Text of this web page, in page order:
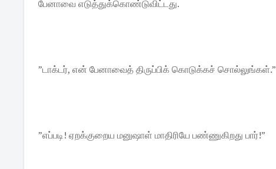
பேனாவை எடுத்துக்கொண்டுவிட்டது.
”டாக்டர், என் பேனாவைத் திருப்பிக் கொடுக்கச் சொல்லுங்கள்.”
”எப்படி! ஏறக்குறைய மனுஷாள் மாதிரியே பண்ணுகிறது பார்!”